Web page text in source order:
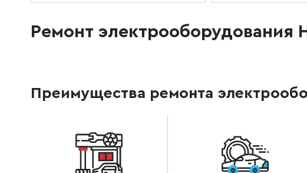
Ремонт электрооборудования
Преимущества ремонта